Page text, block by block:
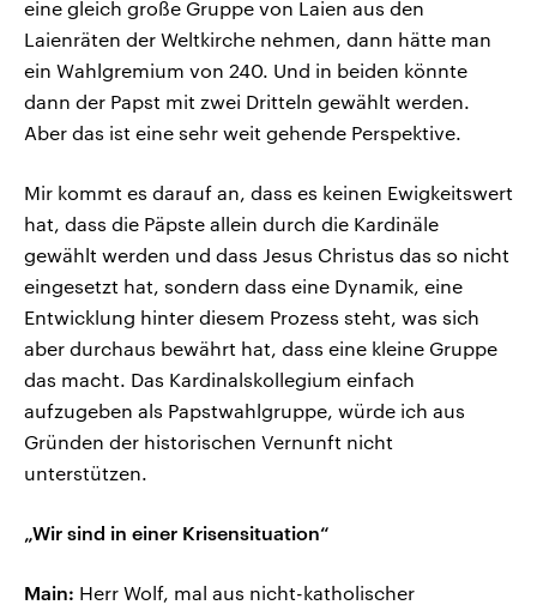
eine gleich große Gruppe von Laien aus den
Laienräten der Weltkirche nehmen, dann hätte man
ein Wahlgremium von 240. Und in beiden könnte
dann der Papst mit zwei Dritteln gewählt werden.
Aber das ist eine sehr weit gehende Perspektive.
Mir kommt es darauf an, dass es keinen Ewigkeitswert
hat, dass die Päpste allein durch die Kardinäle
gewählt werden und dass Jesus Christus das so nicht
eingesetzt hat, sondern dass eine Dynamik, eine
Entwicklung hinter diesem Prozess steht, was sich
aber durchaus bewährt hat, dass eine kleine Gruppe
das macht. Das Kardinalskollegium einfach
aufzugeben als Papstwahlgruppe, würde ich aus
Gründen der historischen Vernunft nicht
unterstützen.
„Wir sind in einer Krisensituation“
Main: Herr Wolf, mal aus nicht-katholischer